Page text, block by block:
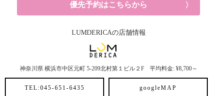
優先予約はこちらから
LUMDERICAの店舗情報
神奈川県 横浜市中区元町 5-209北村第１ビル２F 平均料金: ¥8,700～
TEL:045-651-6435 googleMAP